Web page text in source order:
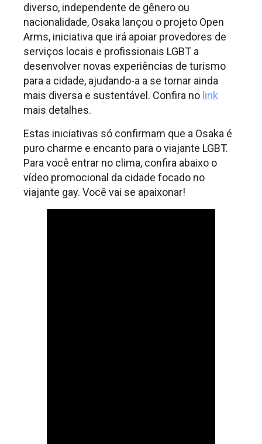
diverso, independente de gênero ou
nacionalidade, Osaka lançou o projeto Open
Arms, iniciativa que irá apoiar provedores de
serviços locais e profissionais LGBT a
desenvolver novas experiências de turismo
para a cidade, ajudando-a a se tornar ainda
mais diversa e sustentável. Confira no link
mais detalhes.
Estas iniciativas só confirmam que a Osaka é
puro charme e encanto para o viajante LGBT.
Para você entrar no clima, confira abaixo o
vídeo promocional da cidade focado no
viajante gay. Você vai se apaixonar!